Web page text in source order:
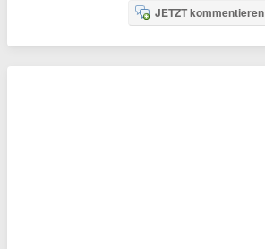
JETZT kommentieren